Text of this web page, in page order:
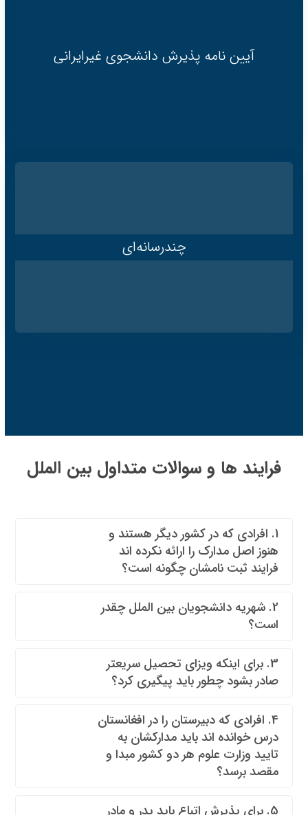
آیین نامه پذیرش دانشجوی غیرایرانی
چندرسانه‌ای
فرایند ها و سوالات متداول بین الملل
1. افرادی که در کشور دیگر هستند و
هنوز اصل مدارک را ارائه نکرده اند
فرایند ثبت نامشان چگونه است؟
2. شهریه دانشجویان بین الملل چقدر
است؟
3. برای اینکه ویزای تحصیل سریعتر
صادر بشود چطور باید پیگیری کرد؟
4. افرادی که دبیرستان را در افغانستان
درس خوانده اند باید مدارکشان به
تایید وزارت علوم هر دو کشور مبدا و
مقصد برسد؟